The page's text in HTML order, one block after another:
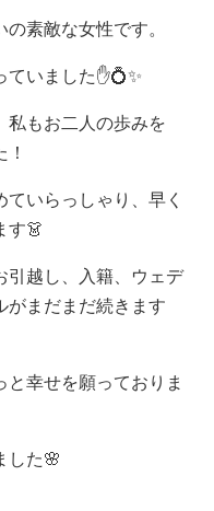
素敵な女性です。
いました✋💍✨
私もお二人の歩みを
いらっしゃり、早く
す👗
引越し、入籍、ウェデ
がまだまだ続きます
幸せを願っておりま
した🌸